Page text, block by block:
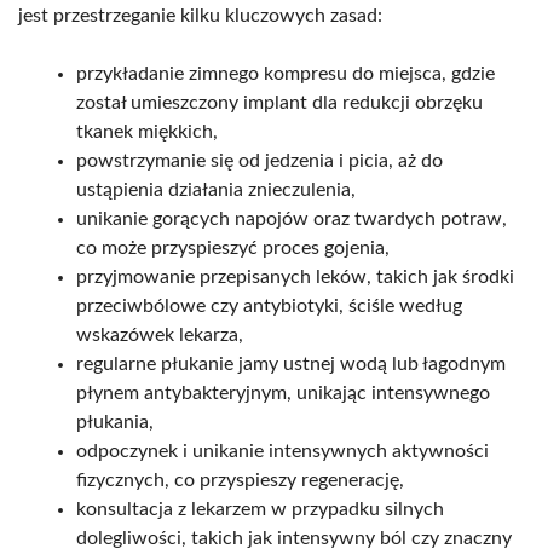
jest przestrzeganie kilku kluczowych zasad:
przykładanie zimnego kompresu do miejsca, gdzie
został umieszczony implant dla redukcji obrzęku
tkanek miękkich,
powstrzymanie się od jedzenia i picia, aż do
ustąpienia działania znieczulenia,
unikanie gorących napojów oraz twardych potraw,
co może przyspieszyć proces gojenia,
przyjmowanie przepisanych leków, takich jak środki
przeciwbólowe czy antybiotyki, ściśle według
wskazówek lekarza,
regularne płukanie jamy ustnej wodą lub łagodnym
płynem antybakteryjnym, unikając intensywnego
płukania,
odpoczynek i unikanie intensywnych aktywności
fizycznych, co przyspieszy regenerację,
konsultacja z lekarzem w przypadku silnych
dolegliwości, takich jak intensywny ból czy znaczny